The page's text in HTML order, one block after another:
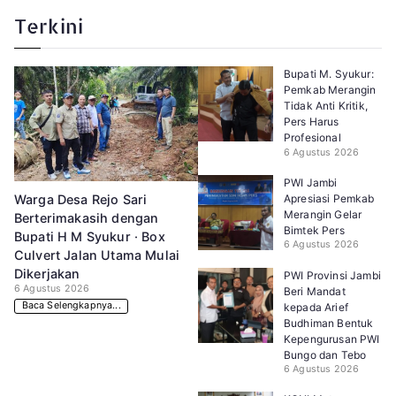
Terkini
Warga Desa Rejo Sari
Berterimakasih dengan
Bupati H M Syukur · Box
Culvert Jalan Utama Mulai
Dikerjakan
6 Agustus 2026
Baca Selengkapnya...
Bupati M. Syukur:
Pemkab Merangin
Tidak Anti Kritik,
Pers Harus
Profesional
6 Agustus 2026
PWI Jambi
Apresiasi Pemkab
Merangin Gelar
Bimtek Pers
6 Agustus 2026
PWI Provinsi Jambi
Beri Mandat
kepada Arief
Budhiman Bentuk
Kepengurusan PWI
Bungo dan Tebo
6 Agustus 2026